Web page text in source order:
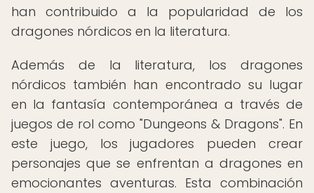
han contribuido a la popularidad de los
dragones nórdicos en la literatura.
Además de la literatura, los dragones
nórdicos también han encontrado su lugar
en la fantasía contemporánea a través de
juegos de rol como "Dungeons & Dragons". En
este juego, los jugadores pueden crear
personajes que se enfrentan a dragones en
emocionantes aventuras. Esta combinación